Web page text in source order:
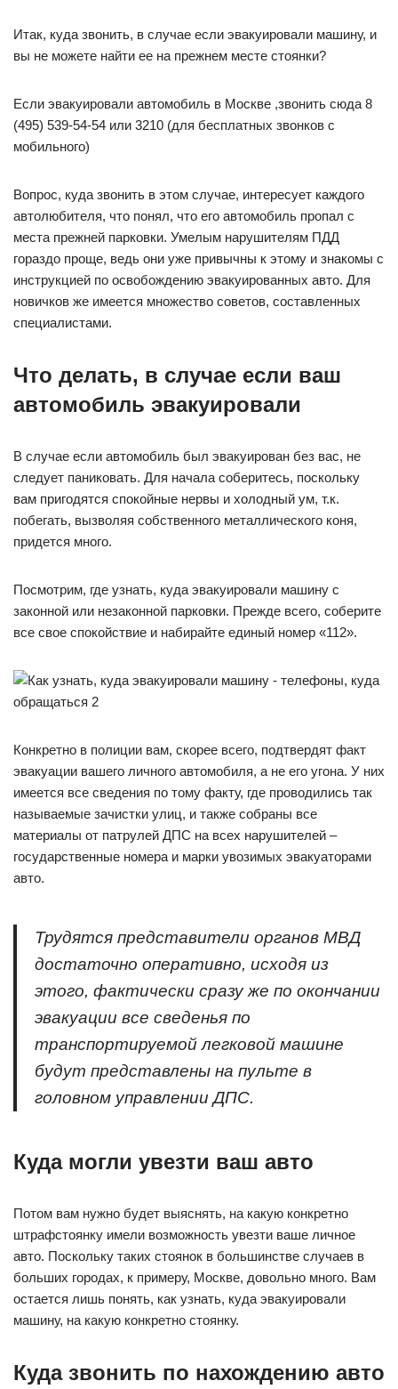
Итак, куда звонить, в случае если эвакуировали машину, и
вы не можете найти ее на прежнем месте стоянки?
Если эвакуировали автомобиль в Москве ,звонить сюда 8
(495) 539-54-54 или 3210 (для бесплатных звонков с
мобильного)
Вопрос, куда звонить в этом случае, интересует каждого
автолюбителя, что понял, что его автомобиль пропал с
места прежней парковки. Умелым нарушителям ПДД
гораздо проще, ведь они уже привычны к этому и знакомы с
инструкцией по освобождению эвакуированных авто. Для
новичков же имеется множество советов, составленных
специалистами.
Что делать, в случае если ваш
автомобиль эвакуировали
В случае если автомобиль был эвакуирован без вас, не
следует паниковать. Для начала соберитесь, поскольку
вам пригодятся спокойные нервы и холодный ум, т.к.
побегать, вызволяя собственного металлического коня,
придется много.
Посмотрим, где узнать, куда эвакуировали машину с
законной или незаконной парковки. Прежде всего, соберите
все свое спокойствие и набирайте единый номер «112».
Конкретно в полиции вам, скорее всего, подтвердят факт
эвакуации вашего личного автомобиля, а не его угона. У них
имеется все сведения по тому факту, где проводились так
называемые зачистки улиц, и также собраны все
материалы от патрулей ДПС на всех нарушителей –
государственные номера и марки увозимых эвакуаторами
авто.
Трудятся представители органов МВД
достаточно оперативно, исходя из
этого, фактически сразу же по окончании
эвакуации все сведенья по
транспортируемой легковой машине
будут представлены на пульте в
головном управлении ДПС.
Куда могли увезти ваш авто
Потом вам нужно будет выяснять, на какую конкретно
штрафстоянку имели возможность увезти ваше личное
авто. Поскольку таких стоянок в большинстве случаев в
больших городах, к примеру, Москве, довольно много. Вам
остается лишь понять, как узнать, куда эвакуировали
машину, на какую конкретно стоянку.
Куда звонить по нахождению авто